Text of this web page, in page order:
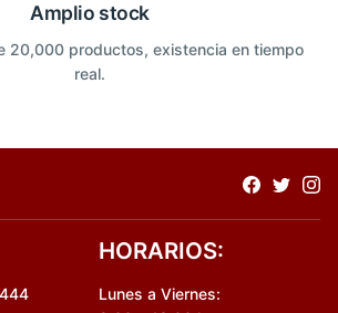
Amplio stock
20,000 productos, existencia en tiempo
real.
HORARIOS:
Lunes a Viernes: